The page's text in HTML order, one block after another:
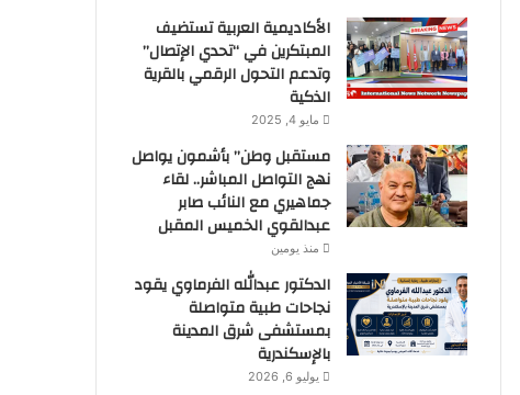
الأكاديمية العربية تستضيف
المبتكرين في “تحدي الإتصال”
وتدعم التحول الرقمي بالقرية
الذكية
مايو 4, 2025
مستقبل وطن” بأشمون يواصل
نهج التواصل المباشر.. لقاء
جماهيري مع النائب صابر
عبدالقوي الخميس المقبل
منذ يومين
الدكتور عبدالله الفرماوي يقود
نجاحات طبية متواصلة
بمستشفى شرق المدينة
بالإسكندرية
يوليو 6, 2026